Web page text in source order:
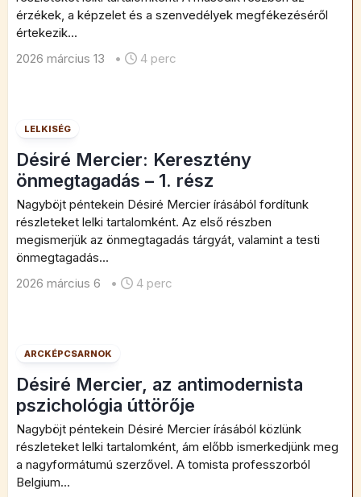
érzékek, a képzelet és a szenvedélyek megfékezéséről
értekezik...
2026 március 13
• 4 perc
LELKISÉG
Désiré Mercier: Keresztény
önmegtagadás – 1. rész
Nagyböjt péntekein Désiré Mercier írásából fordítunk
részleteket lelki tartalomként. Az első részben
megismerjük az önmegtagadás tárgyát, valamint a testi
önmegtagadás...
2026 március 6
• 4 perc
ARCKÉPCSARNOK
Désiré Mercier, az antimodernista
pszichológia úttörője
Nagyböjt péntekein Désiré Mercier írásából közlünk
részleteket lelki tartalomként, ám előbb ismerkedjünk meg
a nagyformátumú szerzővel. A tomista professzorból
Belgium...